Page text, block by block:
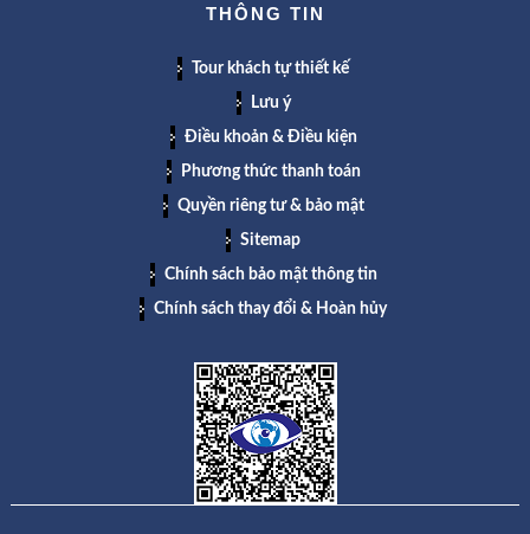
THÔNG TIN
Tour khách tự thiết kế
Lưu ý
Điều khoản & Điều kiện
Phương thức thanh toán
Quyền riêng tư & bảo mật
Sitemap
Chính sách bảo mật thông tin
Chính sách thay đổi & Hoàn hủy